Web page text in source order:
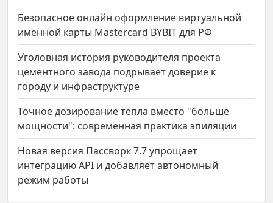
Безопасное онлайн оформление виртуальной
именной карты Mastercard BYBIT для РФ
Уголовная история руководителя проекта
цементного завода подрывает доверие к
городу и инфраструктуре
Точное дозирование тепла вместо "больше
мощности": современная практика эпиляции
Новая версия Пассворк 7.7 упрощает
интеграцию API и добавляет автономный
режим работы